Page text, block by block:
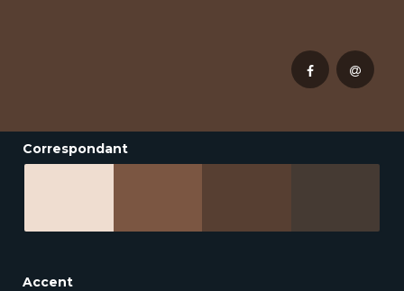
Correspondant
Accent